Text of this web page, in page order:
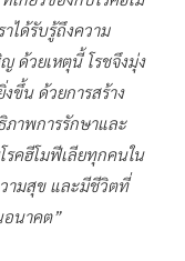
ได้รับรู้ถึงความ
ด้วยเหตุนี้ โรชจึงมุ่ง
น ด้วยการสร้าง
าพการรักษาและ
รคฮีโมฟีเลียทุกคนใน
ามสุข และมีชีวิตที่
อนาคต”